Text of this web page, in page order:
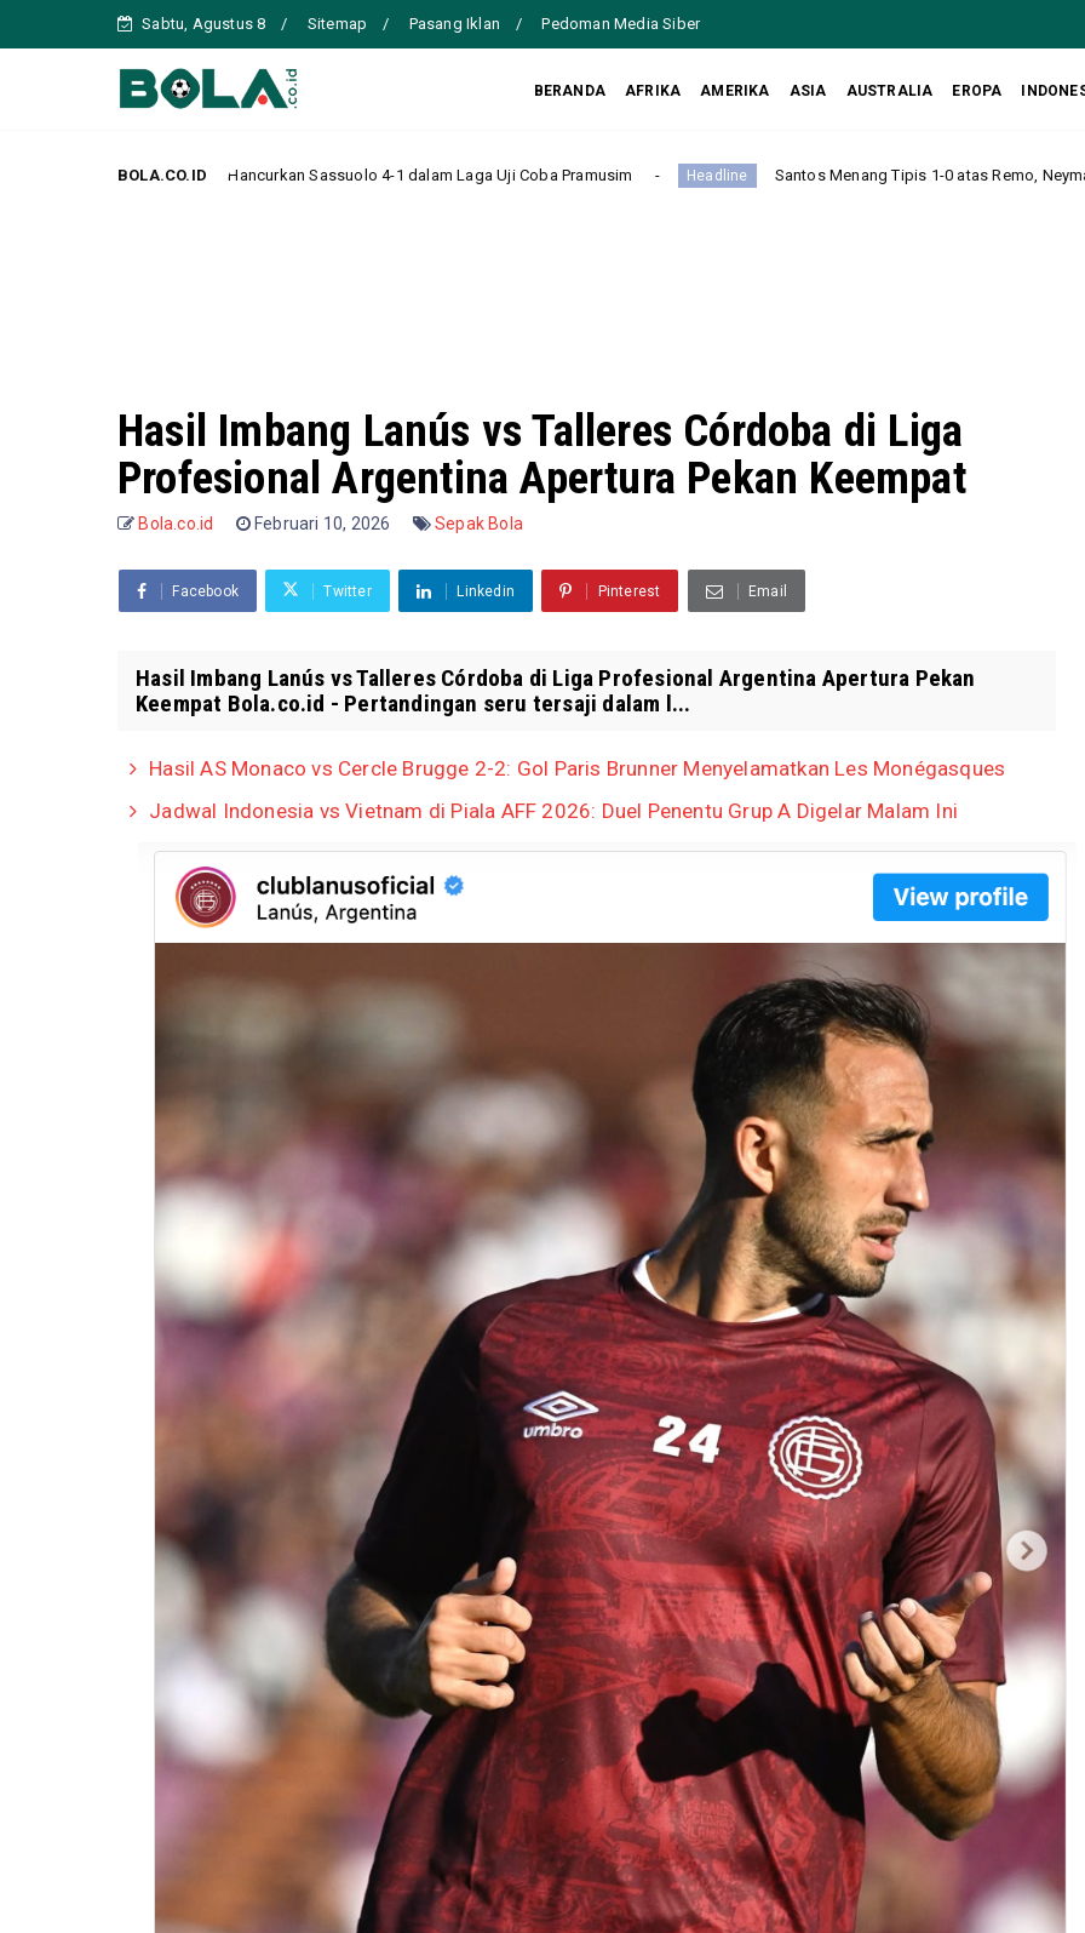
Sabtu, Agustus 8 Sitemap Pasang Iklan Pedoman Media Siber
BERANDA AFRIKA AMERIKA ASIA AUSTRALIA EROPA
BOLA.CO.ID
Hancurkan Sassuolo 4-1 dalam Laga Uji Coba Pramusim Headline Santos Menang Tipis 1-0 atas Remo, Neymar Beri Assist dan Antar
Hasil Imbang Lanús vs Talleres Córdoba di Liga
Profesional Argentina Apertura Pekan Keempat
Bola.co.id Februari 10, 2026 Sepak Bola
Facebook Twitter Linkedin Pinterest Email
Hasil Imbang Lanús vs Talleres Córdoba di Liga Profesional Argentina Apertura Pekan
Keempat Bola.co.id - Pertandingan seru tersaji dalam l...
Hasil AS Monaco vs Cercle Brugge 2-2: Gol Paris Brunner Menyelamatkan Les Monégasques
Jadwal Indonesia vs Vietnam di Piala AFF 2026: Duel Penentu Grup A Digelar Malam Ini